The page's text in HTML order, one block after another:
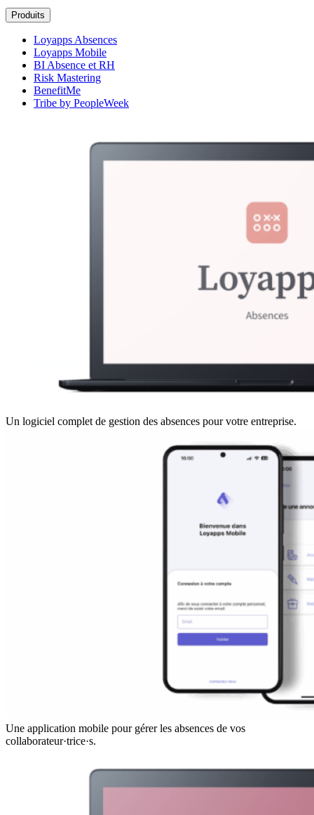
Produits
Loyapps Absences
Loyapps Mobile
BI Absence et RH
Risk Mastering
BenefitMe
Tribe by PeopleWeek
Un logiciel complet de gestion des absences pour votre entreprise.
Une application mobile pour gérer les absences de vos
collaborateur·trice·s.